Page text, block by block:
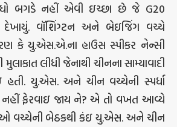
બગડે નહીં એવી ઇચ્છા છે જે G20
દેખાયું. વૉશિંગ્ટન અને બેઇજિંગ વચ્ચે
કે યુ.એસ.એ.ના હાઉસ સ્પીકર નેન્સી
લીધી જેનાથી ચીનના સામ્યાવાદી
હતી. યુ.એસ. અને ચીન વચ્ચેની સ્પર્ધા
નહીં ફેરવાઇ જાય ને? એ તો વખત આવ્યે
વચ્ચેની બેઠકથી કંઇ યુ.એસ. અને ચીન